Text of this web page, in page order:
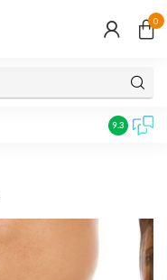
0
9.3